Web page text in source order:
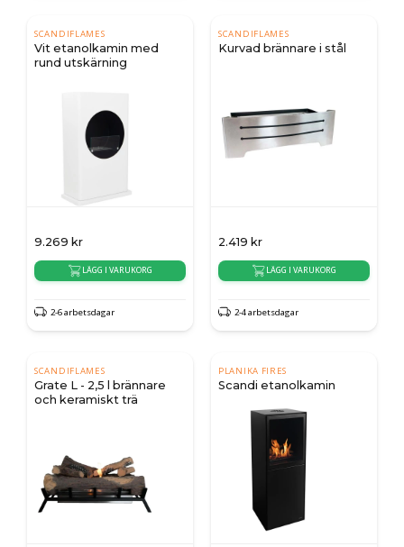
SCANDIFLAMES
Vit etanolkamin med
rund utskärning
9.269 kr
LÄGG I VARUKORG
2-6 arbetsdagar
SCANDIFLAMES
Kurvad brännare i stål
2.419 kr
LÄGG I VARUKORG
2-4 arbetsdagar
SCANDIFLAMES
Grate L - 2,5 l brännare
och keramiskt trä
PLANIKA FIRES
Scandi etanolkamin